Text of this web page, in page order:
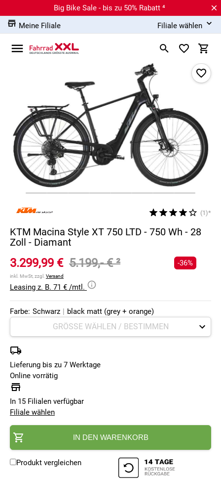
Big Bike Sale - bis zu 50% Rabatt ⁴
Meine Filiale
Filiale wählen
(1)*
KTM Macina Style XT 750 LTD - 750 Wh - 28
Zoll - Diamant
3.299,99 € 5.199,- €²
inkl. MwSt, zzgl. Versand
-36%
Leasing z. B. 71 € /mtl.
Farbe: Schwarz | black matt (grey + orange)
Lieferung bis zu 7 Werktage
Online vorrätig
In 15 Filialen verfügbar
Filiale wählen
IN DEN WARENKORB
Produkt vergleichen